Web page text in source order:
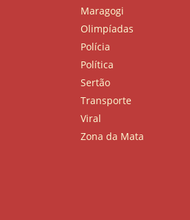
Maragogi
Olimpíadas
Polícia
Política
Sertão
Transporte
Viral
Zona da Mata